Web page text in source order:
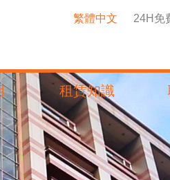
繁體中文 24H免
租賃知識